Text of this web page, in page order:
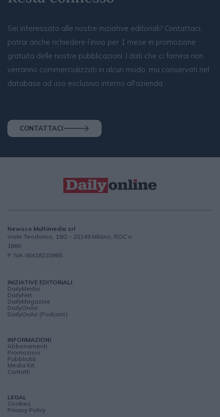
Sei interessato alle nostre iniziative editoriali? Contattaci,
potrai anche richiedere l’invio per 1 mese in promozione
gratuita delle nostre pubblicazioni. I dati che ci fornirai non
verranno commercializzati in alcun modo, ma conservati nel
database ad uso esclusivo interno all'azienda.
CONTATTACI
Newsco Multimedia srl
Viale Teodorico, 19/2 – 20149 Milano, ROC n.
1886
P. IVA 06418220965
INIZIATIVE EDITORIALI
DailyMedia
DailyNet
DailyMagazine
DailyOnAir
DailyOnAir (Podcast)
INFORMAZIONI
Abbonamenti
Promozioni
Pubblicità
Media Kit
Contatti
LEGAL
Cookies
Privacy Policy